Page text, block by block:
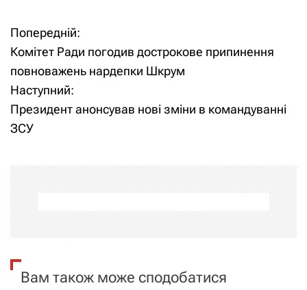
Н
а
в
і
а
ц
і
я
Попередній:
Комітет Ради погодив дострокове припинення
повноважень нардепки Шкрум
Наступний:
Президент анонсував нові зміни в командуванні
ЗСУ
Вам також може сподобатися